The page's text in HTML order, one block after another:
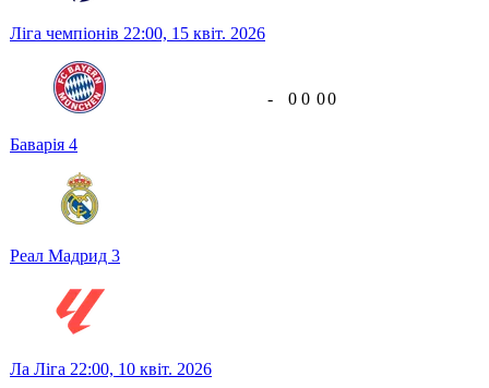
Ліга чемпіонів 22:00, 15 квіт. 2026
Баварія 4
Реал Мадрид 3
- 0 0 00
Ла Ліга 22:00, 10 квіт. 2026